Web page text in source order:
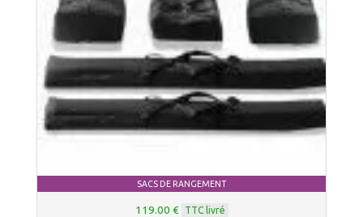
SACS DE RANGEMENT
119.00 € TTC livré